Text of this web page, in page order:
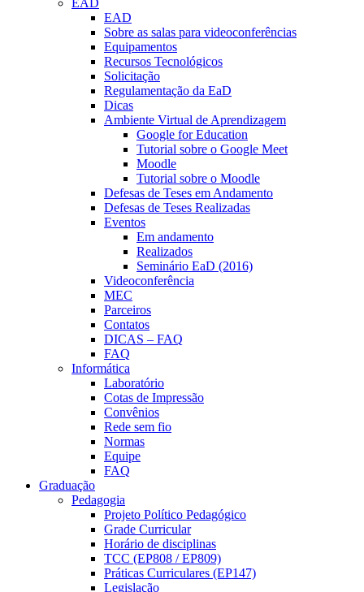
EAD
EAD
Sobre as salas para videoconferências
Equipamentos
Recursos Tecnológicos
Solicitação
Regulamentação da EaD
Dicas
Ambiente Virtual de Aprendizagem
Google for Education
Tutorial sobre o Google Meet
Moodle
Tutorial sobre o Moodle
Defesas de Teses em Andamento
Defesas de Teses Realizadas
Eventos
Em andamento
Realizados
Seminário EaD (2016)
Videoconferência
MEC
Parceiros
Contatos
DICAS – FAQ
FAQ
Informática
Laboratório
Cotas de Impressão
Convênios
Rede sem fio
Normas
Equipe
FAQ
Graduação
Pedagogia
Projeto Político Pedagógico
Grade Curricular
Horário de disciplinas
TCC (EP808 / EP809)
Práticas Curriculares (EP147)
Legislação